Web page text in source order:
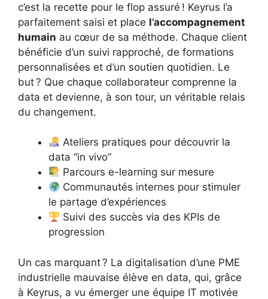
c’est la recette pour le flop assuré ! Keyrus l’a
parfaitement saisi et place l’accompagnement
humain au cœur de sa méthode. Chaque client
bénéficie d’un suivi rapproché, de formations
personnalisées et d’un soutien quotidien. Le
but ? Que chaque collaborateur comprenne la
data et devienne, à son tour, un véritable relais
du changement.
Ateliers pratiques pour découvrir la
data “in vivo”
Parcours e-learning sur mesure
Communautés internes pour stimuler
le partage d’expériences
Suivi des succès via des KPIs de
progression
Un cas marquant ? La digitalisation d’une PME
industrielle mauvaise élève en data, qui, grâce
à Keyrus, a vu émerger une équipe IT motivée